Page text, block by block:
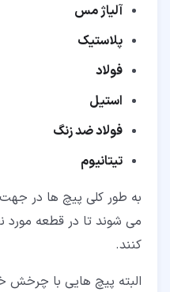
آلیاژ مس
پلاستیک
فولاد
استیل
فولاد ضد زنگ
تیتانیوم
به طور کلی پیچ ها در
می شوند تا در قطعه مورد
کنند.
البته پیچ هایی با چرخش